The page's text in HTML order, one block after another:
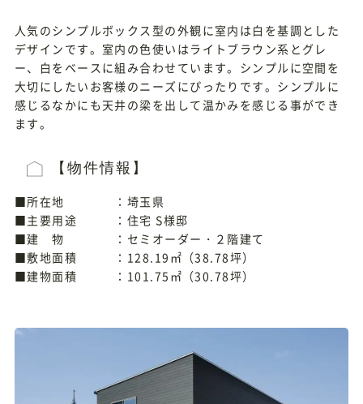
人気のシンプルボックス型の外観に室内は白を基調とした
デザインです。室内の色使いはライトブラウン系とグレ
ー、白をベースに組み合わせています。シンプルに空間を
大切にしたいお客様のニーズにぴったりです。シンプルに
感じるなかにも天井の梁を出して温かみを感じる事ができ
ます。
【物件情報】
■所在地 ：埼玉県
■主要用途 ：住宅 S様邸
■建 物 ：セミオーダー・２階建て
■敷地面積 ：128.19㎡（38.78坪）
■建物面積 ：101.75㎡（30.78坪）